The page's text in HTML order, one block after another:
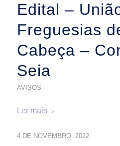
Edital –
Freguesias
Cabeça –
Seia
AVISOS
Ler mais
4 DE NOVEMBRO, 2022